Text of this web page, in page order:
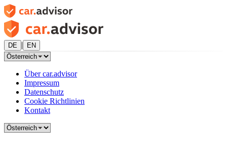
DE | EN
Über car.advisor
Impressum
Datenschutz
Cookie Richtlinien
Kontakt